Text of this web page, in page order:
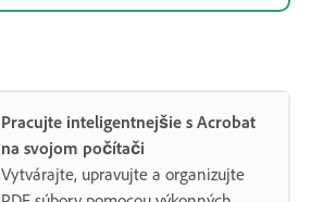
Pracujte inteligentnejšie s Acrobat
na svojom počítači
Vytvárajte, upravujte a organizujte